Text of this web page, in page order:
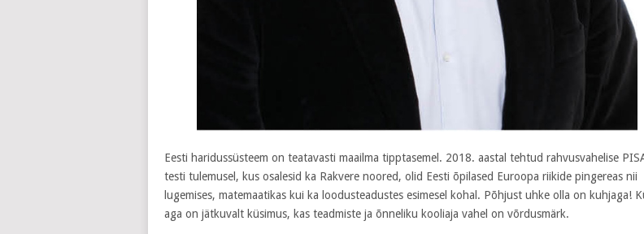
Eesti haridussüsteem on teatavasti maailma tipptasemel. 2018. aastal tehtud rahvusvahelise
testi tulemusel, kus osalesid ka Rakvere noored, olid Eesti õpilased Euroopa riikide pingereas nii
lugemises, matemaatikas kui ka loodusteadustes esimesel kohal. Põhjust uhke olla on kuhjaga!
aga on jätkuvalt küsimus, kas teadmiste ja õnneliku kooliaja vahel on võrdusmärk.